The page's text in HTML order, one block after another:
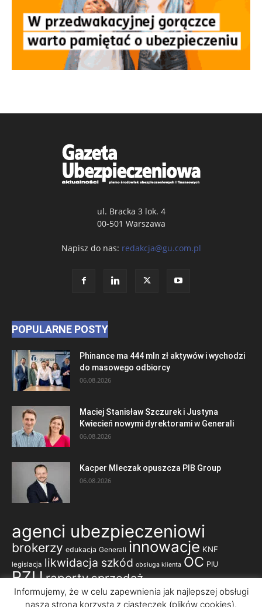
ul. Bracka 3 lok. 4
00-501 Warszawa
Napisz do nas: redakcja@gu.com.pl
POPULARNE POSTY
Phinance ma 444 mln zł aktywów i wychodzi
do masowego odbiorcy
06.08.2026
Maciej Stanisław Szczurek i Justyna
Kwiecień nowymi dyrektorami w Generali
06.08.2026
Kacper Mleczak opuszcza PIB Group
06.08.2026
agenci ubezpieczeniowi
brokerzy edukacja Generali innowacje KNF
legislacja likwidacja szkód obsługa klienta OC PIU
PZUraportysprzedaż
ubezpieczenia komunikacyjne
Informujemy, że w celu zapewnienia jak najlepszej obsługi
nasza strona korzysta z ciasteczek (plików cookies).